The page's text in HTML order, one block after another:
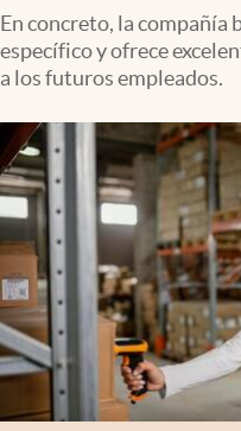
En concreto, la compañía
específico y ofrece
a los futuros empleados.